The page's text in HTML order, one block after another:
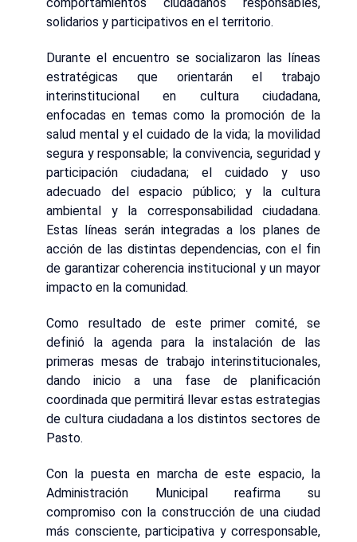
solidarios y participativos en el territorio.
Durante el encuentro se socializaron las líneas
estratégicas que orientarán el trabajo
interinstitucional en cultura ciudadana,
enfocadas en temas como la promoción de la
salud mental y el cuidado de la vida; la movilidad
segura y responsable; la convivencia, seguridad y
participación ciudadana; el cuidado y uso
adecuado del espacio público; y la cultura
ambiental y la corresponsabilidad ciudadana.
Estas líneas serán integradas a los planes de
acción de las distintas dependencias, con el fin
de garantizar coherencia institucional y un mayor
impacto en la comunidad.
Como resultado de este primer comité, se
definió la agenda para la instalación de las
primeras mesas de trabajo interinstitucionales,
dando inicio a una fase de planificación
coordinada que permitirá llevar estas estrategias
de cultura ciudadana a los distintos sectores de
Pasto.
Con la puesta en marcha de este espacio, la
Administración Municipal reafirma su
compromiso con la construcción de una ciudad
más consciente, participativa y corresponsable,